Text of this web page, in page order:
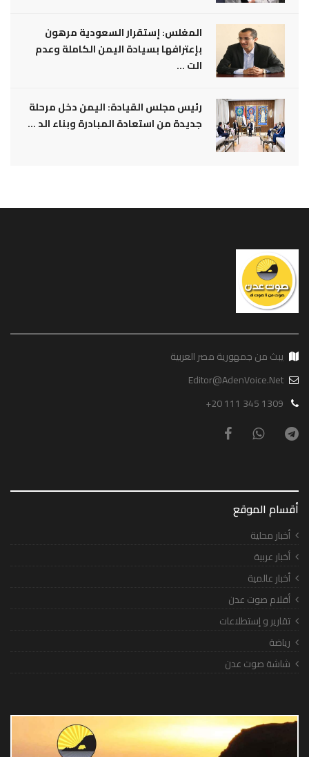
المغلس: إستقرار السعودية مرهون
بإعترافها بسيادة اليمن الكاملة وعدم
الت ...
رئيس مجلس القيادة: اليمن دخل مرحلة
جديدة من استعادة المبادرة وبناء الد ...
يبث من جمهورية مصر العربية
Editor@AdenVoice.Net
+20 111 345 1309
أقسام الموقع
أخبار محلية
أخبار عربية
أخبار عالمية
أقلام صوت عدن
تقارير و إستطلاعات
رياضة
شاشة صوت عدن